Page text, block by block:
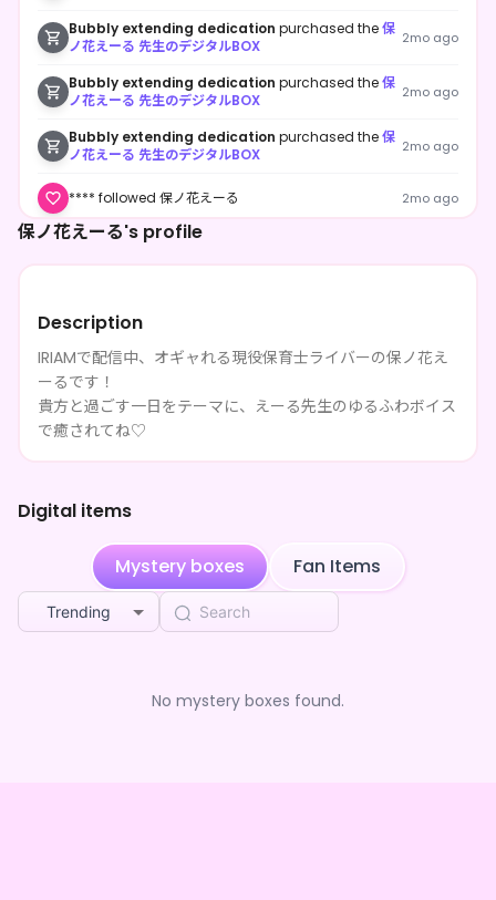
保ノ花えーる's profile
Description
IRIAMで配信中、オギャれる現役保育士ライバーの保ノ花え
ーるです！
貴方と過ごす一日をテーマに、えーる先生のゆるふわボイス
で癒されてね♡
Digital items
Mystery boxes Fan Items
Trending
No mystery boxes found.
Bubbly extending dedication purchased the保
ノ花えーる 先生のデジタルBOX
2mo ago
Bubbly extending dedication purchased the保
ノ花えーる 先生のデジタルBOX
2mo ago
Bubbly extending dedication purchased the保
ノ花えーる 先生のデジタルBOX
2mo ago
**** followed 保ノ花えーる 2mo ago
Friendly happening angel
えーる 先生のデジタルBOX
Friendly happening angelpurchased the
保ノ花
えーる 先生のデジタルBOX
2mo ago
Red borrowing cellpurchased the保ノ花えーる
先生のデジタルBOX
3mo ago
Red borrowing cellpurchased the保ノ花えーる
Red borrowing cell
Red borrowing cellpurchased the保ノ花えーる
先生のデジタルBOX
3mo ago
HKpurchased the保ノ花えーる 先生のデジタルBOX